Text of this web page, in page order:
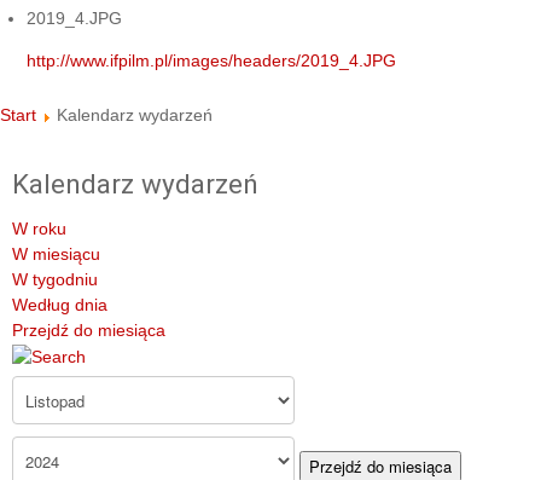
2019_4.JPG
http://www.ifpilm.pl/images/headers/2019_4.JPG
Start Kalendarz wydarzeń
Kalendarz wydarzeń
W roku
W miesiącu
W tygodniu
Według dnia
Przejdź do miesiąca
Przejdź do miesiąca